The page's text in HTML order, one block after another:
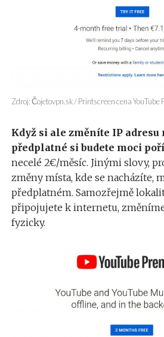
Zdroj: Čojetovpn.sk / Printscreen cena YouTube
Když si ale změníte IP
předplatné si budete moci
necelé 2€/měsíc. Jinými slovy,
změny místa, kde se nacházíte,
předplatném. Samozřejmě
připojujete k internetu,
fyzicky.